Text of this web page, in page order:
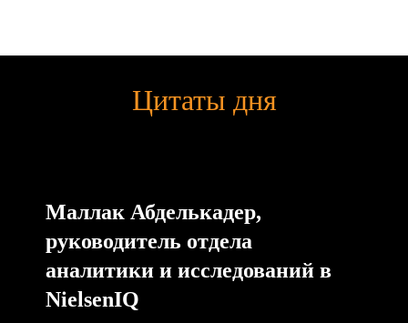
Цитаты дня
Маллак Абделькадер,
руководитель отдела
аналитики и исследований в
NielsenIQ